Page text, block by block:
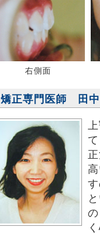
右側面
矯正専門医師 田